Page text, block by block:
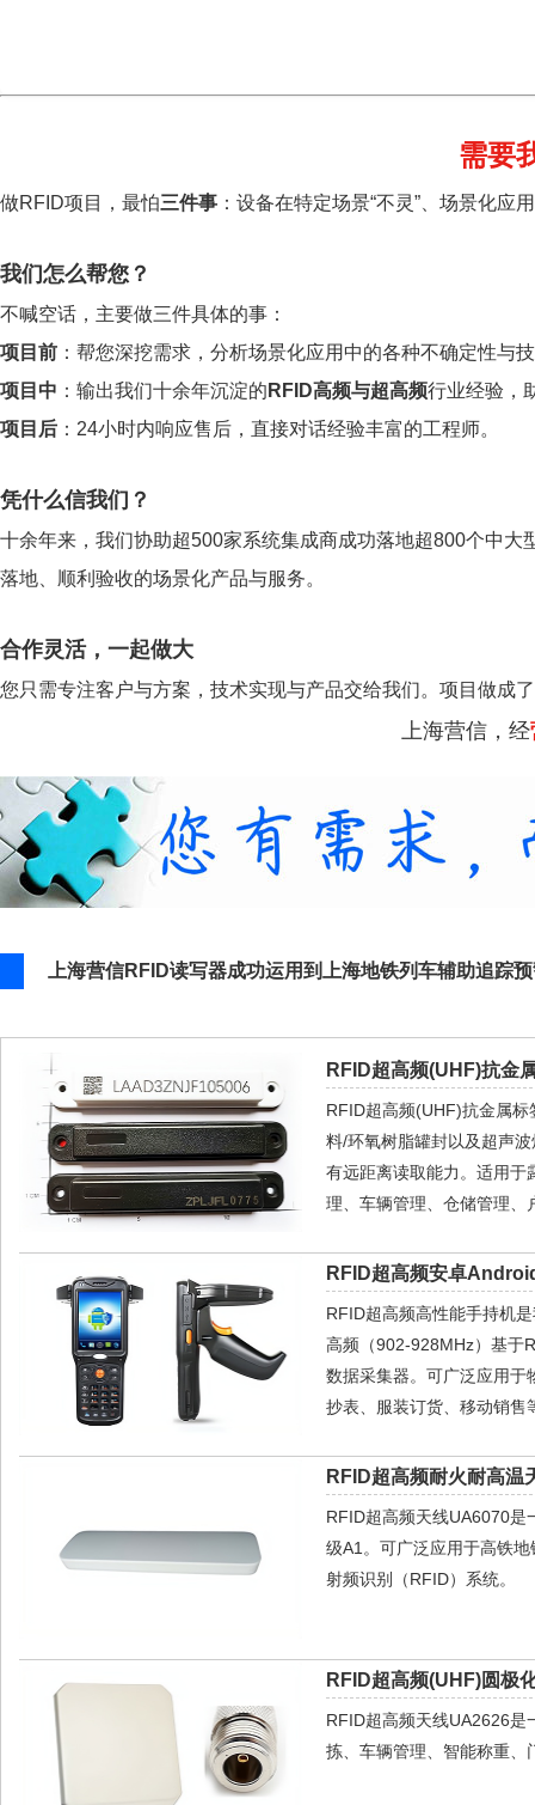
需要
做RFID项目，最怕三件事 ：设备在特定场景“不灵”、场景化
我们怎么帮您？
不喊空话，主要做三件具体的事：
项目前 ：帮您深挖需求，分析场景化应用中的各种不确定性与
项目中 ：输出我们十余年沉淀的 RFID高频与超高频行业经验，
项目后 ：24小时内响应售后，直接对话经验丰富的工程师。
凭什么信我们？
十余年来，我们协助超500家系统集成商成功落地超800个中大
落地、顺利验收的场景化产品与服务。
合作灵活，一起做大
您只需专注客户与方案，技术实现与产品交给我们。项目做成
上海营信，经
上海营信RFID读写器成功运用到上海地铁列车辅助追踪
RFID超高频(UHF)抗金
RFID超高频(UHF)抗金属
料/环氧树脂罐封以及超声
有远距离读取能力。适用于
理、车辆管理、仓储管理、
RFID超高频安卓
RFID超高频高性能手持机
高频（902-928MHz）基于
数据采集器。可广泛应用于
抄表、服装订货、移动销售
RFID超高频耐火耐高温
RFID超高频天线UA6070是
级A1。可广泛应用于高铁
射频识别（RFID）系统。
RFID超高频(UHF)圆极
RFID超高频天线UA2626是
拣、车辆管理、智能称重、